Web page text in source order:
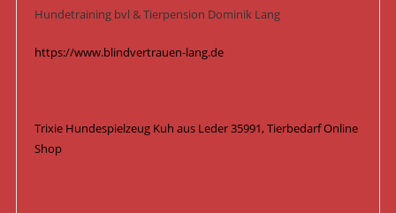
Hundetraining bvl & Tierpension Dominik Lang
https://www.blindvertrauen-lang.de
Trixie Hundespielzeug Kuh aus Leder 35991, Tierbedarf Online
Shop